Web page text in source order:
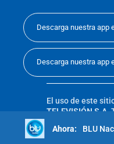
Descarga nuestra app
Descarga nuestra app
El uso de este
TELEVISIÓN S.A.
sin autorización
reserved 2025.
BLU